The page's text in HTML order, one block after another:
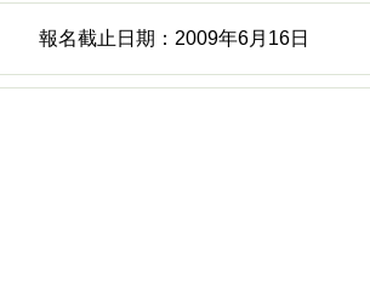
報名截止日期：2009年6月16日